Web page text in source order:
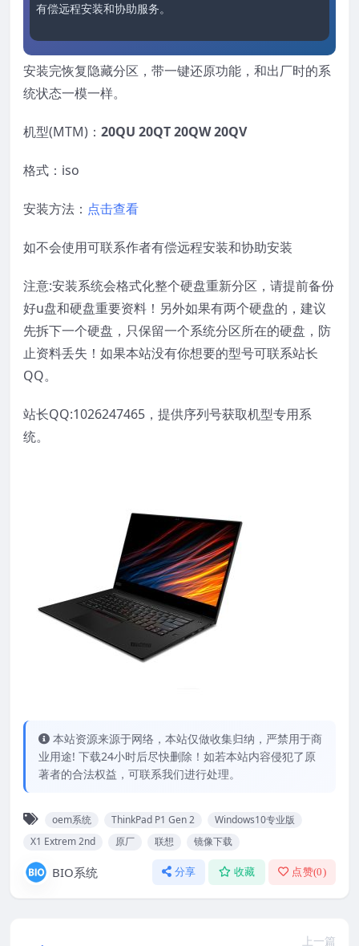
有偿远程安装和协助服务。
安装完恢复隐藏分区，带一键还原功能，和出厂时的系
统状态一模一样。
机型(MTM)： 20QU 20QT 20QW 20QV
格式：iso
安装方法： 点击查看
如不会使用可联系作者有偿远程安装和协助安装
注意:安装系统会格式化整个硬盘重新分区，请提前备份
好u盘和硬盘重要资料！另外如果有两个硬盘的，建议
先拆下一个硬盘，只保留一个系统分区所在的硬盘，防
止资料丢失！如果本站没有你想要的型号可联系站长
QQ。
站长QQ:1026247465，提供序列号获取机型专用系
统。
本站资源来源于网络，本站仅做收集归纳，严禁用于商
业用途! 下载24小时后尽快删除！如若本站内容侵犯了原
著者的合法权益，可联系我们进行处理。
oem系统 ThinkPad P1 Gen 2
Windows10专业版
X1 Extrem 2nd
原厂 联想 镜像下载
BIO系统 分享 收藏 点赞(0)
上一篇